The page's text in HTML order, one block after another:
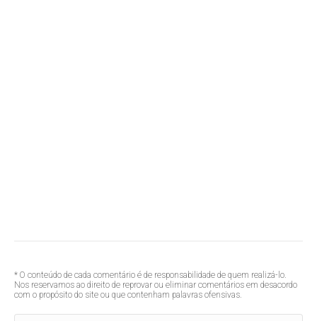
* O conteúdo de cada comentário é de responsabilidade de quem realizá-lo.
Nos reservamos ao direito de reprovar ou eliminar comentários em desacordo
com o propósito do site ou que contenham palavras ofensivas.